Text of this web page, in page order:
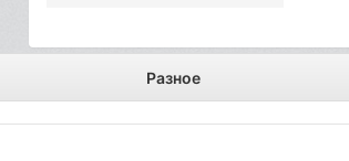
Разное